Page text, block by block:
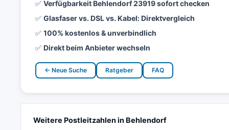
✅ Verfügbarkeit Behlendorf 23919 sofort checken
✅ Glasfaser vs. DSL vs. Kabel: Direktvergleich
✅ 100% kostenlos & unverbindlich
✅ Direkt beim Anbieter wechseln
← Neue Suche Ratgeber FAQ
Weitere Postleitzahlen in Behlendorf